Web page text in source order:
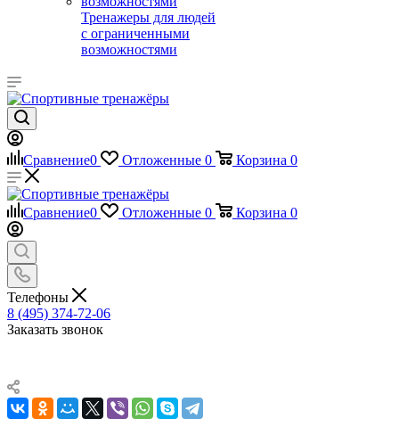
Тренажеры для людей
с ограниченными
возможностями
Сравнение0 Отложенные 0 Корзина 0
Сравнение0 Отложенные 0 Корзина 0
Телефоны
8 (495) 374-72-06
Заказать звонок